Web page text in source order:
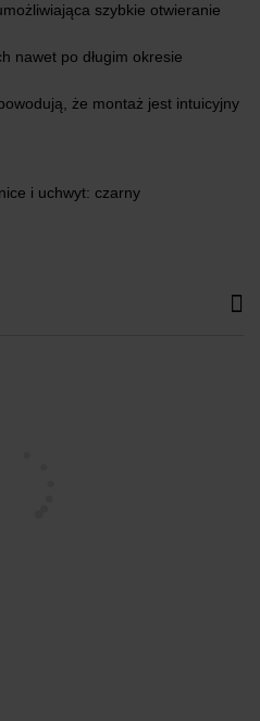
szybkie otwieranie
nawet po długim okresie
że montaż jest intuicyjny
i uchwyt: czarny